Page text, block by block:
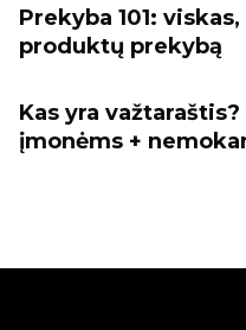
Prekyba 101:
produktų prekybą
Kas yra
įmonėms +